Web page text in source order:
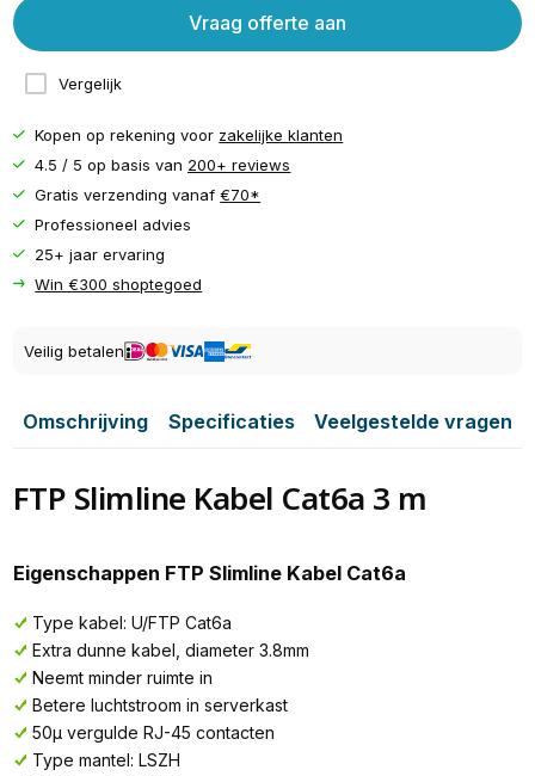
Vergelijk
Vraag offerte aan
Kopen op rekening voor zakelijke klanten
4.5 / 5 op basis van 200+ reviews
Gratis verzending vanaf€70*
Professioneel advies
25+ jaar ervaring
Win €300 shoptegoed
Veilig betalen
Omschrijving Specificaties Veelgestelde vragen
FTP Slimline Kabel Cat6a 3 m
Eigenschappen FTP Slimline Kabel Cat6a
Type kabel: U/FTP Cat6a
Extra dunne kabel, diameter 3.8mm
Neemt minder ruimte in
Betere luchtstroom in serverkast
50µ vergulde RJ-45 contacten
Type mantel: LSZH